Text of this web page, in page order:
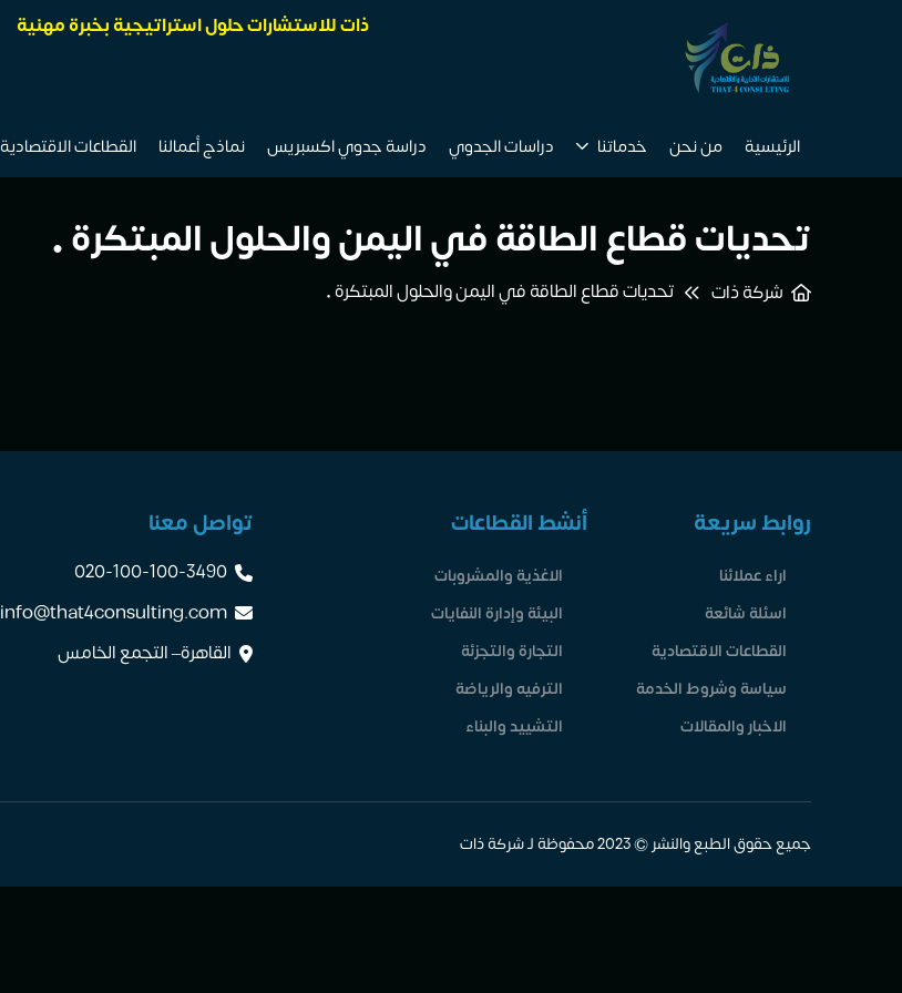
ذات للاستشارات حلول استراتيجية بخبرة مهنية
الرئيسية من نحن خدماتنا دراسات الجدوي دراسة جدوي اكسبريس نماذج أعمالنا القطاعات الاقتصادية
تحديات قطاع الطاقة في اليمن والحلول المبتكرة •
شركة ذات تحديات قطاع الطاقة في اليمن والحلول المبتكرة •
روابط سريعة
اراء عملائنا
اسئلة شائعة
القطاعات الاقتصادية
سياسة وشروط الخدمة
الاخبار والمقالات
أنشط القطاعات
الاغذية والمشروبات
البيئة وإدارة النفايات
التجارة والتجزئة
الترفيه والرياضة
التشييد والبناء
تواصل معنا
020-100-100-3490
info@that4consulting.com
القاهرة– التجمع الخامس
جميع حقوق الطبع والنشر © 2023 محفوظة لـ شركة ذات